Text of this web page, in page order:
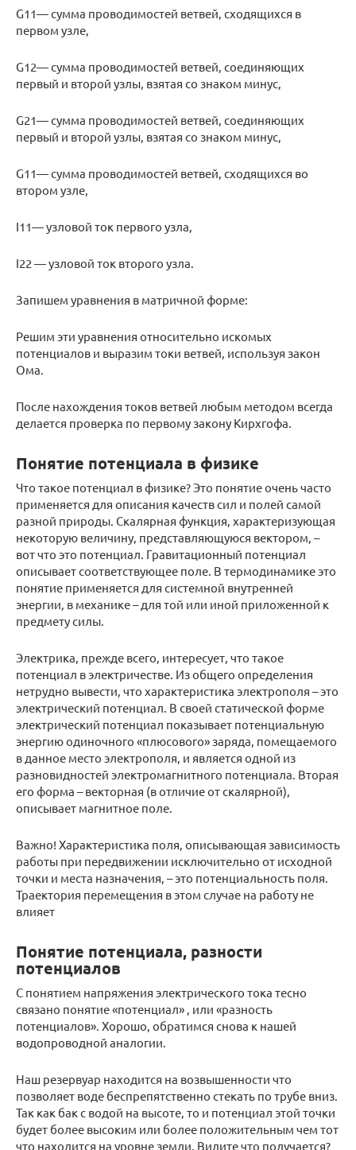
G11— сумма проводимостей ветвей, сходящихся в
первом узле,
G12— сумма проводимостей ветвей, соединяющих
первый и второй узлы, взятая со знаком минус,
G21— сумма проводимостей ветвей, соединяющих
первый и второй узлы, взятая со знаком минус,
G11— сумма проводимостей ветвей, сходящихся во
втором узле,
I11— узловой ток первого узла,
I22 — узловой ток второго узла.
Запишем уравнения в матричной форме:
Решим эти уравнения относительно искомых
потенциалов и выразим токи ветвей, используя закон
Ома.
После нахождения токов ветвей любым методом всегда
делается проверка по первому закону Кирхгофа.
Понятие потенциала в физике
Что такое потенциал в физике? Это понятие очень часто
применяется для описания качеств сил и полей самой
разной природы. Скалярная функция, характеризующая
некоторую величину, представляющуюся вектором, –
вот что это потенциал. Гравитационный потенциал
описывает соответствующее поле. В термодинамике это
понятие применяется для системной внутренней
энергии, в механике – для той или иной приложенной к
предмету силы.
Электрика, прежде всего, интересует, что такое
потенциал в электричестве. Из общего определения
нетрудно вывести, что характеристика электрополя – это
электрический потенциал. В своей статической форме
электрический потенциал показывает потенциальную
энергию одиночного «плюсового» заряда, помещаемого
в данное место электрополя, и является одной из
разновидностей электромагнитного потенциала. Вторая
его форма – векторная (в отличие от скалярной),
описывает магнитное поле.
Важно! Характеристика поля, описывающая зависимость
работы при передвижении исключительно от исходной
точки и места назначения, – это потенциальность поля.
Траектория перемещения в этом случае на работу не
влияет
Понятие потенциала, разности
потенциалов
С понятием напряжения электрического тока тесно
связано понятие «потенциал» , или «разность
потенциалов». Хорошо, обратимся снова к нашей
водопроводной аналогии.
Наш резервуар находится на возвышенности что
позволяет воде беспрепятственно стекать по трубе вниз.
Так как бак с водой на высоте, то и потенциал этой точки
будет более высоким или более положительным чем тот
что находится на уровне земли. Видите что получается?